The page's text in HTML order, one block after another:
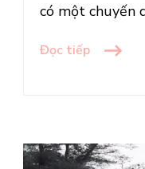
có một chuyến
Đọc tiếp